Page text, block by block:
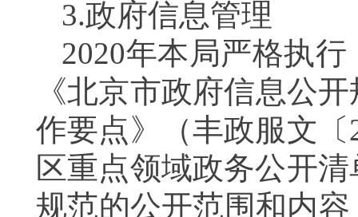
3.政府信息管理
2020年本局严格执
《北京市政府信息公
作要点》（丰政服文〔
区重点领域政务公开
规范的公开范围和内